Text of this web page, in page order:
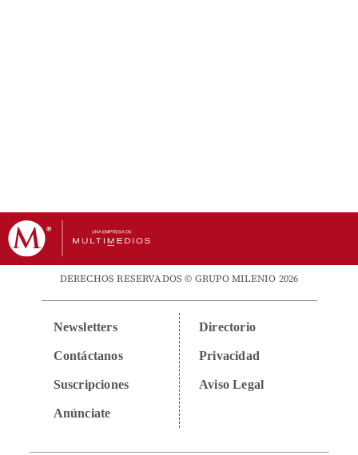
DERECHOS RESERVADOS © GRUPO MILENIO 2026
Newsletters
Contáctanos
Suscripciones
Anúnciate
Directorio
Privacidad
Aviso Legal